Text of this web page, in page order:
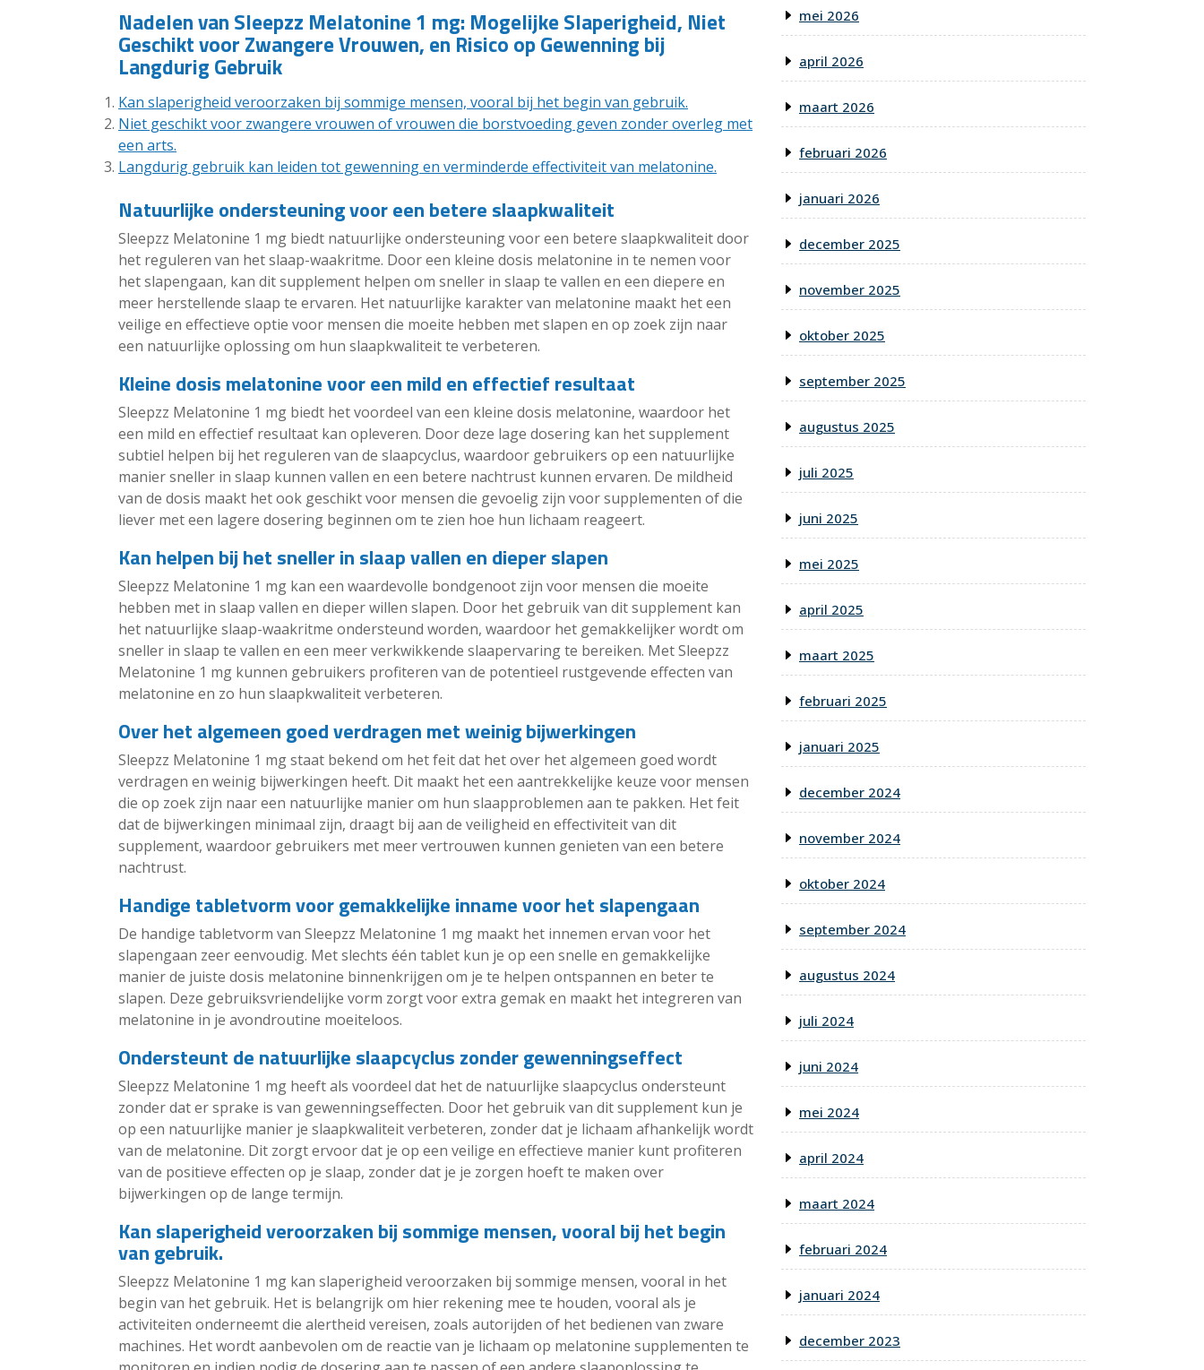
Nadelen van Sleepzz Melatonine 1 mg: Mogelijke Slaperigheid, Niet
Geschikt voor Zwangere Vrouwen, en Risico op Gewenning bij
Langdurig Gebruik
Kan slaperigheid veroorzaken bij sommige mensen, vooral bij het begin van gebruik.
Niet geschikt voor zwangere vrouwen of vrouwen die borstvoeding geven zonder overleg met
een arts.
Langdurig gebruik kan leiden tot gewenning en verminderde effectiviteit van melatonine.
Natuurlijke ondersteuning voor een betere slaapkwaliteit
Sleepzz Melatonine 1 mg biedt natuurlijke ondersteuning voor een betere slaapkwaliteit door
het reguleren van het slaap-waakritme. Door een kleine dosis melatonine in te nemen voor
het slapengaan, kan dit supplement helpen om sneller in slaap te vallen en een diepere en
meer herstellende slaap te ervaren. Het natuurlijke karakter van melatonine maakt het een
veilige en effectieve optie voor mensen die moeite hebben met slapen en op zoek zijn naar
een natuurlijke oplossing om hun slaapkwaliteit te verbeteren.
Kleine dosis melatonine voor een mild en effectief resultaat
Sleepzz Melatonine 1 mg biedt het voordeel van een kleine dosis melatonine, waardoor het
een mild en effectief resultaat kan opleveren. Door deze lage dosering kan het supplement
subtiel helpen bij het reguleren van de slaapcyclus, waardoor gebruikers op een natuurlijke
manier sneller in slaap kunnen vallen en een betere nachtrust kunnen ervaren. De mildheid
van de dosis maakt het ook geschikt voor mensen die gevoelig zijn voor supplementen of die
liever met een lagere dosering beginnen om te zien hoe hun lichaam reageert.
Kan helpen bij het sneller in slaap vallen en dieper slapen
Sleepzz Melatonine 1 mg kan een waardevolle bondgenoot zijn voor mensen die moeite
hebben met in slaap vallen en dieper willen slapen. Door het gebruik van dit supplement kan
het natuurlijke slaap-waakritme ondersteund worden, waardoor het gemakkelijker wordt om
sneller in slaap te vallen en een meer verkwikkende slaapervaring te bereiken. Met Sleepzz
Melatonine 1 mg kunnen gebruikers profiteren van de potentieel rustgevende effecten van
melatonine en zo hun slaapkwaliteit verbeteren.
Over het algemeen goed verdragen met weinig bijwerkingen
Sleepzz Melatonine 1 mg staat bekend om het feit dat het over het algemeen goed wordt
verdragen en weinig bijwerkingen heeft. Dit maakt het een aantrekkelijke keuze voor mensen
die op zoek zijn naar een natuurlijke manier om hun slaapproblemen aan te pakken. Het feit
dat de bijwerkingen minimaal zijn, draagt bij aan de veiligheid en effectiviteit van dit
supplement, waardoor gebruikers met meer vertrouwen kunnen genieten van een betere
nachtrust.
Handige tabletvorm voor gemakkelijke inname voor het slapengaan
De handige tabletvorm van Sleepzz Melatonine 1 mg maakt het innemen ervan voor het
slapengaan zeer eenvoudig. Met slechts één tablet kun je op een snelle en gemakkelijke
manier de juiste dosis melatonine binnenkrijgen om je te helpen ontspannen en beter te
slapen. Deze gebruiksvriendelijke vorm zorgt voor extra gemak en maakt het integreren van
melatonine in je avondroutine moeiteloos.
Ondersteunt de natuurlijke slaapcyclus zonder gewenningseffect
Sleepzz Melatonine 1 mg heeft als voordeel dat het de natuurlijke slaapcyclus ondersteunt
zonder dat er sprake is van gewenningseffecten. Door het gebruik van dit supplement kun je
op een natuurlijke manier je slaapkwaliteit verbeteren, zonder dat je lichaam afhankelijk wordt
van de melatonine. Dit zorgt ervoor dat je op een veilige en effectieve manier kunt profiteren
van de positieve effecten op je slaap, zonder dat je je zorgen hoeft te maken over
bijwerkingen op de lange termijn.
Kan slaperigheid veroorzaken bij sommige mensen, vooral bij het begin
van gebruik.
Sleepzz Melatonine 1 mg kan slaperigheid veroorzaken bij sommige mensen, vooral in het
begin van het gebruik. Het is belangrijk om hier rekening mee te houden, vooral als je
activiteiten onderneemt die alertheid vereisen, zoals autorijden of het bedienen van zware
machines. Het wordt aanbevolen om de reactie van je lichaam op melatonine supplementen te
mei 2026
april 2026
maart 2026
februari 2026
januari 2026
december 2025
november 2025
oktober 2025
september 2025
augustus 2025
juli 2025
juni 2025
mei 2025
april 2025
maart 2025
februari 2025
januari 2025
december 2024
november 2024
oktober 2024
september 2024
augustus 2024
juli 2024
juni 2024
mei 2024
april 2024
maart 2024
februari 2024
januari 2024
december 2023